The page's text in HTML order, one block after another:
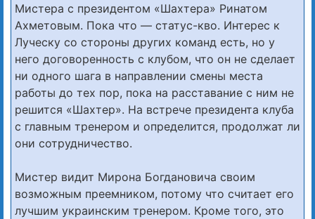
Мистера с президентом «Шахтера» Ринатом
Ахметовым. Пока что — статус-кво. Интерес к
Луческу со стороны других команд есть, но у
него договоренность с клубом, что он не сделает
ни одного шага в направлении смены места
работы до тех пор, пока на расставание с ним не
решится «Шахтер». На встрече президента клуба
с главным тренером и определится, продолжат ли
они сотрудничество.
Мистер видит Мирона Богдановича своим
возможным преемником, потому что считает его
лучшим украинским тренером. Кроме того, это